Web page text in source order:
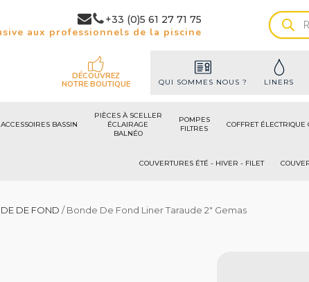
+33 (0)5 61 27 71 75
aux professionnels de la piscine
Recherche
de
DÉCOUVREZ
NOTRE BOUTIQUE
QUI SOMMES NOUS ? LINERS
ACCESSOIRES BASSIN
PIÈCES À SCELLER
ÉCLAIRAGE
BALNÉO
POMPES
FILTRES
COFFRET ÉLECTRIQUE
COUVERTURES ÉTÉ - HIVER - FILET
DE FOND / Bonde De Fond Liner Taraude 2" Gemas